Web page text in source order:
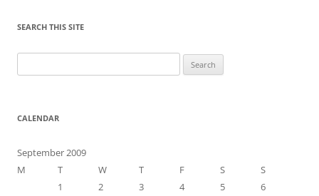
SEARCH THIS SITE
for:
CALENDAR
September 2009
M
T W T F S
S
1
2 3 4 5
6